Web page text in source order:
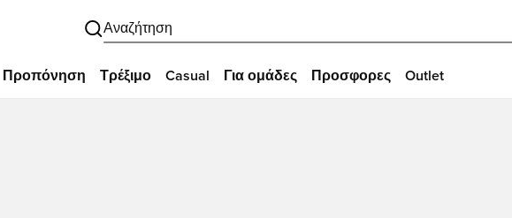
Αναζήτηση
Προπόνηση Τρέξιμο Casual Για ομάδες Προσφορες Outlet